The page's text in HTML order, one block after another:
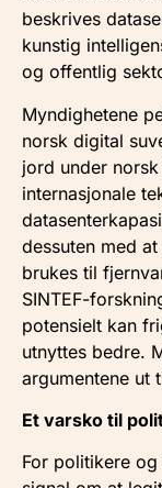
beskrives
kunstig
og offentlig
Myndighetene
norsk digital
jord under
internasjonale
dessuten med
brukes til
SINTEF-
potensielt kan
utnyttes bedre.
argumentene ut
Et varsko til
For politikere